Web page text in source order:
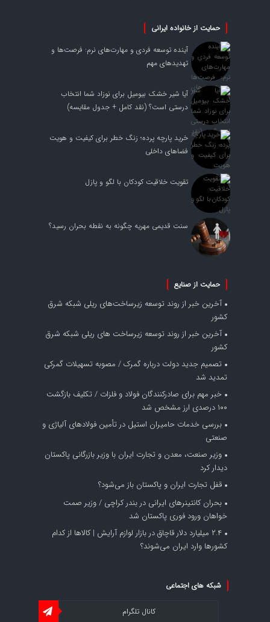
حمایت از خانواده ایرانی
آینده توسعه فردی و مهارت‌های نرم: فرصت‌ها و
تهدیدهای مهم
آیا شیر خشک بیومیل برای نوزاد شما انتخاب
درستی است؟ (نقد کامل + جدول مقایسه)
خرید پارچه پرده؛ زنگ خطر برای کیفیت و هویت
فضاهای داخلی
تقویت خلاقیت کودکان با لگو و پازل
سنت قدیمی مهریه چگونه به نقطه بحران رسید؟
حمایت از صنایع
آخرین خبر از روند توسعه زیرساخت‌های ریلی شبکه شرق
کشور
آخرین خبر از روند توسعه زیرساخت های ریلی شبکه شرق
کشور
تصمیم جدید دولت درباره گمرک / مصوبه تسهیلات گمرکی
تمدید شد
خبر مهم برای صادرکنندگان فولاد و فلزات / تکلیف بازگشت
۱۰۰ درصدی ارز مشخص شد
بررسی خدمات حامیران استیل در تأمین فولادهای آلیاژی و
صنعتی
وزیر صنعت، معدن و تجارت ایران با وزیر بازرگانی پاکستان
دیدار کرد
قفل تجارت ایران و پاکستان باز می‌شود؟
بحران کانتینر‌های ایرانی در بندر کراچی / وزیر صمت
خواهان ورود فوری پاکستان شد
۲.۴ میلیارد دلار قاچاق در بازار لوازم آرایش | کالاها از کدام
کشورها وارد ایران می‌شوند؟
شبکه های اجتماعی
کانال تلگرام